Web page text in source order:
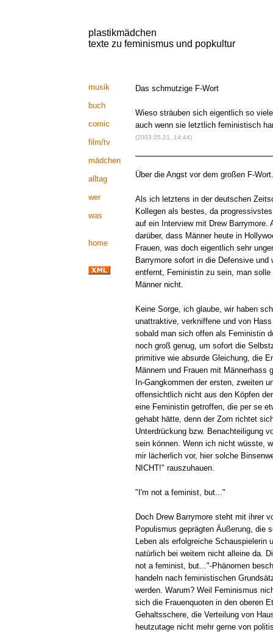
plastikmädchen
texte zu feminismus und popkultur
musik
buch
comic
film/tv
mädchen
alltag
wer
was
home
Das schmutzige F-Wort
Wieso sträuben sich eigentlich so
auch wenn sie letztlich feministisch
(2003.05.21, 14:44)
Über die Angst vor dem großen F-Wort.
Als ich letztens in der deutschen
Kollegen als bestes, da
auf ein Interview mit Drew Barrymore.
darüber, dass Männer heute in
Frauen, was doch eigentlich sehr
Barrymore sofort in die Defensive
entfernt, Feministin zu sein, man
Männer nicht.
Keine Sorge, ich glaube, wir haben
unattraktive, verkniffene und von
sobald man sich offen als Feministin
noch groß genug, um sofort die
primitive wie absurde Gleichung, die
Männern und Frauen mit
In-Gangkommen der ersten, zweiten
offensichtlich nicht aus den Köpfen
eine Feministin getroffen, die per se
gehabt hätte, denn der Zorn richtet
Unterdrückung bzw. Benachteiligung
sein können. Wenn ich nicht wüsste,
mir lächerlich vor, hier solche
NICHT!" rauszuhauen.
"I'm not a feminist, but..."
Doch Drew Barrymore steht mit ihrer
Populismus geprägten Äußerung, die
Leben als erfolgreiche
natürlich bei weitem nicht alleine da.
not a feminist, but..."-Phänomen
handeln nach feministischen
werden. Warum? Weil Feminismus
sich die Frauenquoten in den oberen
Gehaltsschere, die Verteilung von
heutzutage nicht mehr gerne von